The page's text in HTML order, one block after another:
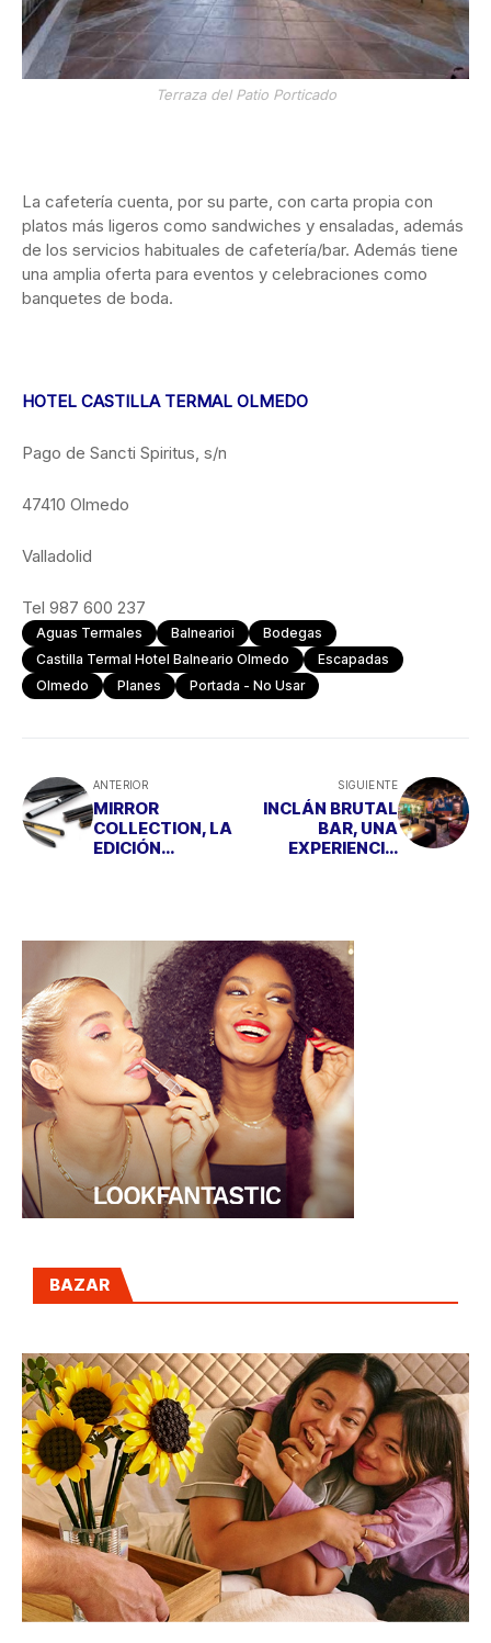
Terraza del Patio Porticado
La cafetería cuenta, por su parte, con carta propia con
platos más ligeros como sandwiches y ensaladas, además
de los servicios habituales de cafetería/bar. Además tiene
una amplia oferta para eventos y celebraciones como
banquetes de boda.
HOTEL CASTILLA TERMAL OLMEDO
Pago de Sancti Spiritus, s/n
47410 Olmedo
Valladolid
Tel 987 600 237
Aguas Termales Balnearioi
Bodegas
Castilla Termal Hotel Balneario Olmedo
Escapadas
Olmedo
Planes Portada - No Usar
ANTERIOR
MIRROR
COLLECTION, LA
EDICIÓN
SIGUIENTE
INCLÁN BRUTAL
BAR, UNA
EXPERIENCIA
BAZAR